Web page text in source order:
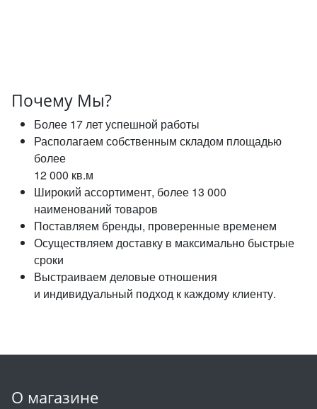
Почему Мы?
Более 17 лет успешной работы
Располагаем собственным складом площадью
более
12 000 кв.м
Широкий ассортимент, более 13 000
наименований товаров
Поставляем бренды, проверенные временем
Осуществляем доставку в максимально быстрые
сроки
Выстраиваем деловые отношения
и индивидуальный подход к каждому клиенту.
О магазине